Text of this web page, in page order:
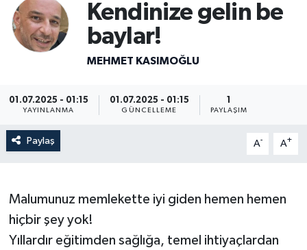
Kendinize gelin be
baylar!
MEHMET KASIMOĞLU
01.07.2025 - 01:15
YAYINLANMA
01.07.2025 - 01:15
GÜNCELLEME
1
PAYLAŞIM
Paylaş A- A+
Malumunuz memlekette iyi giden hemen hemen
hiçbir şey yok!
Yıllardır eğitimden sağlığa, temel ihtiyaçlardan